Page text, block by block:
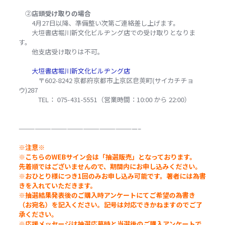
②店頭受け取りの場合
4月27日以降、準備整い次第ご連絡差し上げます。
大垣書店堀川新文化ビルヂング店での受け取りとなりま
す。
他支店受け取りは不可。
大垣書店堀川新文化ビルヂング店
〒602-8242 京都府京都市上京区皀莢町(サイカチチョ
ウ)287
TEL： 075-431-5551（営業時間：10:00 から 22:00）
——————————————————————–
※注意※
※こちらのWEBサイン会は「抽選販売」となっております。
先着順ではございませんので、期間内にお申し込みください。
※おひとり様につき1回のみお申し込み可能です。 著者には為書
きを入れていただきます。
※抽選結果発表後のご購入時アンケートにてご希望の為書き
（お宛名）を記入ください。 記号は対応できかねますのでご了
承ください。